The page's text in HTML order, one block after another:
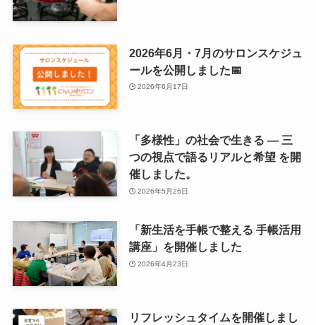
2026年6月・7月のサロンスケジュ
ールを公開しました📅
2026年6月17日
「多様性」の社会で生きる ― 三
つの視点で語るリアルと希望 を開
催しました。
2026年5月26日
「新生活を手帳で整える 手帳活用
講座」を開催しました
2026年4月23日
リフレッシュタイムを開催しまし